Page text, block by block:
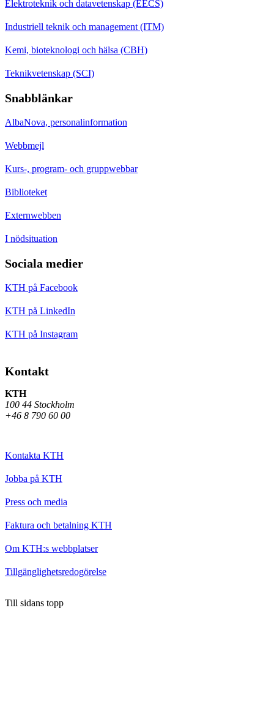
Elektroteknik och datavetenskap (EECS)
Industriell teknik och management (ITM)
Kemi, bioteknologi och hälsa (CBH)
Teknikvetenskap (SCI)
Snabblänkar
AlbaNova, personalinformation
Webbmejl
Kurs-, program- och gruppwebbar
Biblioteket
Externwebben
I nödsituation
Sociala medier
KTH på Facebook
KTH på LinkedIn
KTH på Instagram
Kontakt
KTH
100 44 Stockholm
+46 8 790 60 00
Kontakta KTH
Jobba på KTH
Press och media
Faktura och betalning KTH
Om KTH:s webbplatser
Tillgänglighetsredogörelse
Till sidans topp